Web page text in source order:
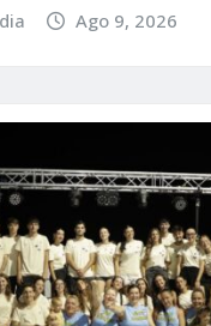
Ago 9, 2026